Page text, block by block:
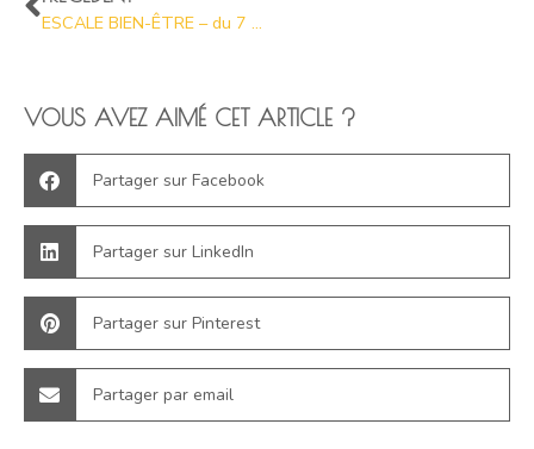
ESCALE BIEN-ÊTRE – du 7 au 10 OCTOBRE 2019
VOUS AVEZ AIMÉ CET ARTICLE ?
Partager sur Facebook
Partager sur LinkedIn
Partager sur Pinterest
Partager par email